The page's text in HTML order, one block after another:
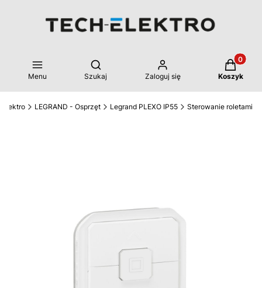
Menu
Otwórz wyszukiwarkę
Szukaj Zaloguj się Koszyk
Elektro LEGRAND - Osprzęt Legrand PLEXO IP55 Sterowanie roletami